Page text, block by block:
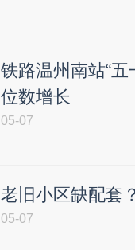
铁路温州南站“
位数增长
05-07
老旧小区缺配套
05-07